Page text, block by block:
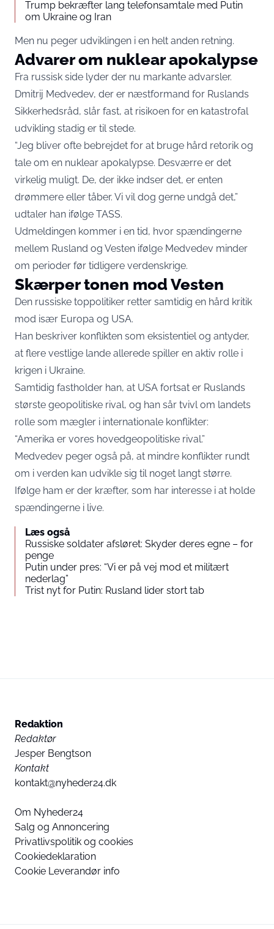
Trump bekræfter lang telefonsamtale med Putin
om Ukraine og Iran
Men nu peger udviklingen i en helt anden retning.
Advarer om nuklear apokalypse
Fra russisk side lyder der nu markante advarsler.
Dmitrij Medvedev, der er næstformand for Ruslands
Sikkerhedsråd, slår fast, at risikoen for en katastrofal
udvikling stadig er til stede.
“Jeg bliver ofte bebrejdet for at bruge hård retorik og
tale om en nuklear apokalypse. Desværre er det
virkelig muligt. De, der ikke indser det, er enten
drømmere eller tåber. Vi vil dog gerne undgå det,”
udtaler han ifølge TASS.
Udmeldingen kommer i en tid, hvor spændingerne
mellem Rusland og Vesten ifølge Medvedev minder
om perioder før tidligere verdenskrige.
Skærper tonen mod Vesten
Den russiske toppolitiker retter samtidig en hård kritik
mod især Europa og USA.
Han beskriver konflikten som eksistentiel og antyder,
at flere vestlige lande allerede spiller en aktiv rolle i
krigen i Ukraine.
Samtidig fastholder han, at USA fortsat er Ruslands
største geopolitiske rival, og han sår tvivl om landets
rolle som mægler i internationale konflikter:
“Amerika er vores hovedgeopolitiske rival.”
Medvedev peger også på, at mindre konflikter rundt
om i verden kan udvikle sig til noget langt større.
Ifølge ham er der kræfter, som har interesse i at holde
spændingerne i live.
Læs også
Russiske soldater afsløret: Skyder deres egne – for
penge
Putin under pres: “Vi er på vej mod et militært
nederlag”
Trist nyt for Putin: Rusland lider stort tab
Redaktion
Redaktør
Jesper Bengtson
Kontakt
kontakt@nyheder24.dk
Om Nyheder24
Salg og Annoncering
Privatlivspolitik og cookies
Cookiedeklaration
Cookie Leverandør info